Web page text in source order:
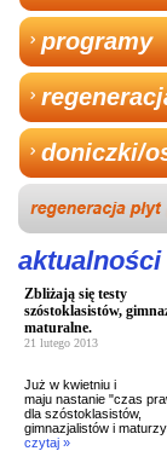
programy
doniczki/
aktualności
Zbliżają się testy
szóstoklasistów,
maturalne.
21 lutego 2013
Już w kwietniu i
maju nastanie "czas
dla szóstoklasistów,
gimnazjalistów i
czytaj »